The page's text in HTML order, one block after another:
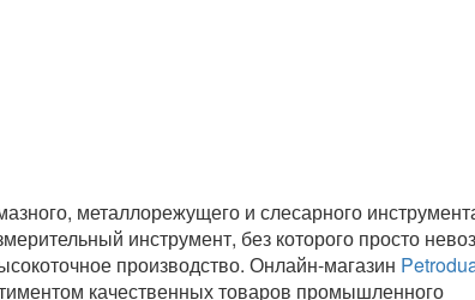
металлорежущего и слесарного
инструмент, без которого просто
производство. Онлайн-магазин
качественных товаров промышленного